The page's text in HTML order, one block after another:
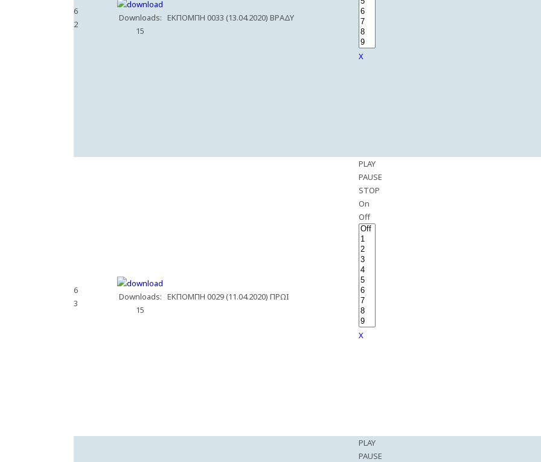
6
2
Downloads:
15
ΕΚΠΟΜΠΗ 0033 (13.04.2020) ΒΡΑΔΥ
X
6
3
Downloads:
15
ΕΚΠΟΜΠΗ 0029 (11.04.2020) ΠΡΩΙ
PLAY
PAUSE
STOP
On
Off
X
PLAY
PAUSE